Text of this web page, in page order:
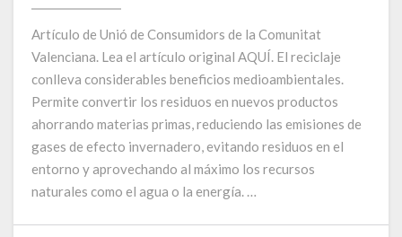
Artículo de Unió de Consumidors de la Comunitat
Valenciana. Lea el artículo original AQUÍ. El reciclaje
conlleva considerables beneficios medioambientales.
Permite convertir los residuos en nuevos productos
ahorrando materias primas, reduciendo las emisiones de
gases de efecto invernadero, evitando residuos en el
entorno y aprovechando al máximo los recursos
naturales como el agua o la energía. …